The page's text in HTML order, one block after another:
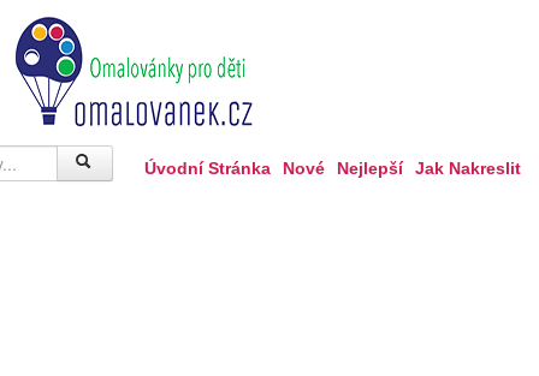
Úvodní Stránka Nové Nejlepší Jak Nakreslit